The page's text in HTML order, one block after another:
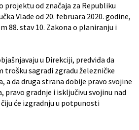
projektu od značaja za Republiku
Vlade od 20. februara 2020. godine,
88. stav 10. Zakona o planiranju i
u Direkciji, predviđa da
trošku sagradi zgradu železničke
a da druga strana dobije pravo svojine
pravo gradnje i isključivu svojinu nad
će izgradnju u potpunosti